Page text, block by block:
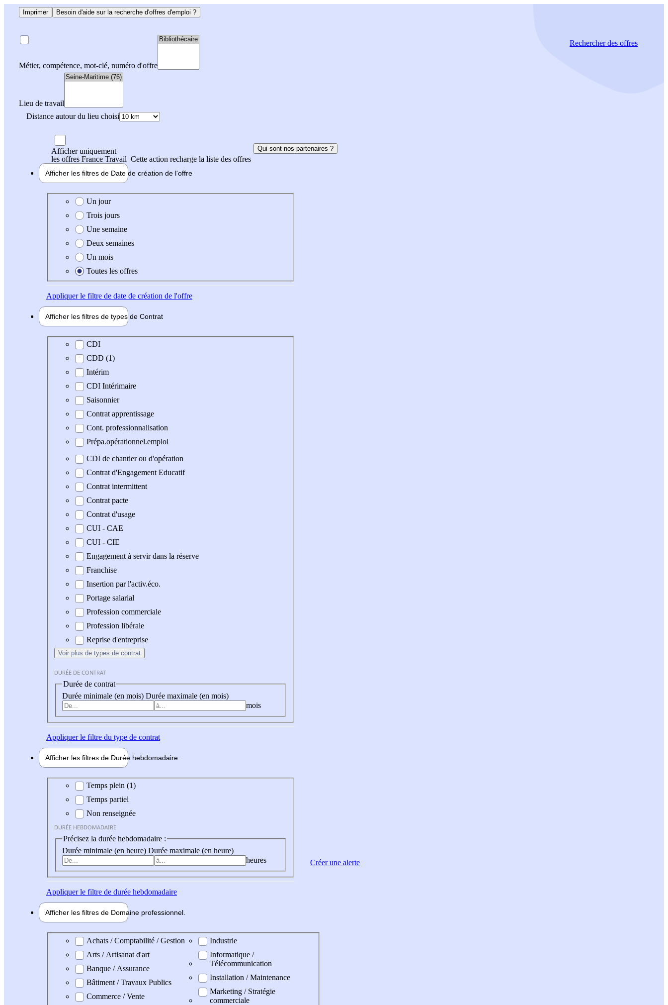
Imprimer Besoin d'aide sur la recherche d'offres d'emploi ?
Métier, compétence, mot-clé, numéro d'offre
Lieu de travail
Distance autour du lieu choisi
Rechercherdes offres
Afficher uniquement
les offres France Travail Cette action recharge la liste des offres
Qui sont nos partenaires ?
Afficher les filtres de Date de création de l'offre
Date de création de l'offre
Un jour
Trois jours
Une semaine
Deux semaines
Un mois
Toutes les offres
Appliquerle filtre de date de création de l'offre
Afficher les filtres de types de Contrat
Type de contrat
CDI
CDD (1)
Intérim
CDI Intérimaire
Saisonnier
Contrat apprentissage
Cont. professionnalisation
Prépa.opérationnel.emploi
CDI de chantier ou d'opération
Contrat d'Engagement Educatif
Contrat intermittent
Contrat pacte
Contrat d'usage
CUI - CAE
CUI - CIE
Engagement à servir dans la réserve
Franchise
Insertion par l'activ.éco.
Portage salarial
Profession commerciale
Profession libérale
Reprise d'entreprise
Voir plus de types de contrat
DURÉE DE CONTRAT
Durée de contrat
Durée minimale (en mois) Durée maximale (en mois)
mois
Appliquerle filtre du type de contrat
Afficher les filtres de Durée hebdomadaire
Durée hebdomadaire
Temps plein (1)
Temps partiel
Non renseignée
DURÉE HEBDOMADAIRE
Précisez la durée hebdomadaire :
Durée minimale (en heure) Durée maximale (en heure)
heures
Appliquerle filtre de durée hebdomadaire
Afficher les filtres de Domaine professionnel
Domaine professionel
Achats / Comptabilité / Gestion
Arts / Artisanat d'art
Banque / Assurance
Bâtiment / Travaux Publics
Commerce / Vente
Industrie
Informatique /
Télécommunication
Installation / Maintenance
Marketing / Stratégie
commerciale
Créer une alerte